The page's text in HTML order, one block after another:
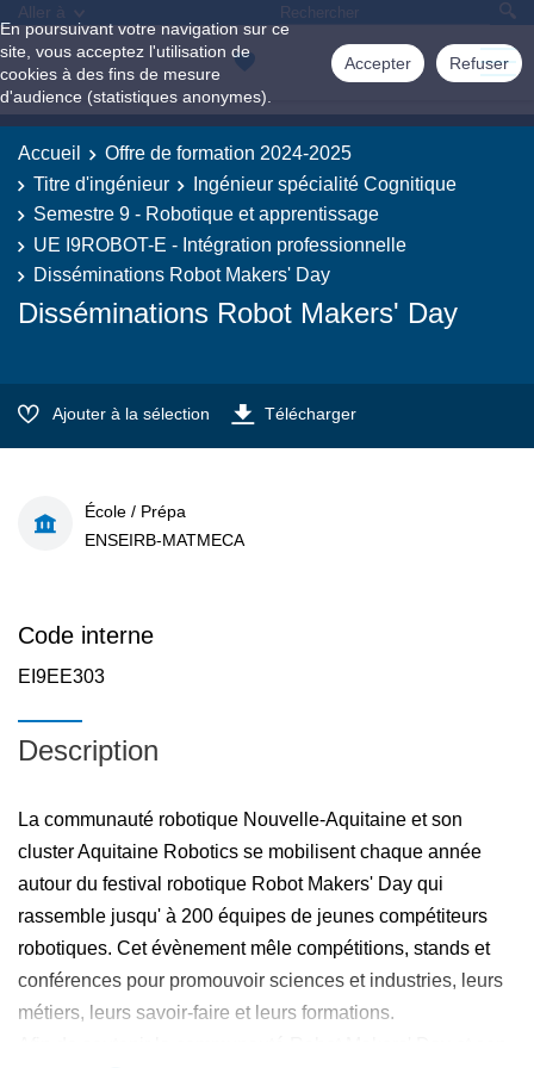
En poursuivant votre navigation sur ce
site, vous acceptez l'utilisation de
cookies à des fins de mesure
d'audience (statistiques anonymes).
Accepter Refuser
Aller à
Accueil
Offre de formation 2024-2025
Titre d'ingénieur
Ingénieur spécialité Cognitique
Semestre 9 - Robotique et apprentissage
UE I9ROBOT-E - Intégration professionnelle
Disséminations Robot Makers' Day
Disséminations Robot Makers' Day
Ajouter à la sélection Télécharger
École / Prépa
ENSEIRB-MATMECA
Code interne
EI9EE303
Description
La communauté robotique Nouvelle-Aquitaine et son
cluster Aquitaine Robotics se mobilisent chaque année
autour du festival robotique Robot Makers' Day qui
rassemble jusqu' à 200 équipes de jeunes compétiteurs
robotiques. Cet évènement mêle compétitions, stands et
conférences pour promouvoir sciences et industries, leurs
métiers, leurs savoir-faire et leurs formations.